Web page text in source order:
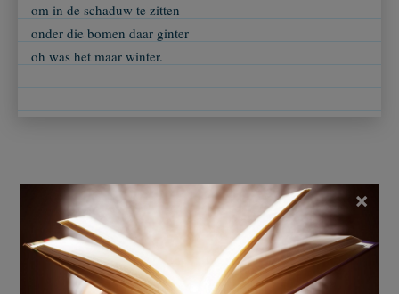
om in de schaduw te zitten
onder die bomen daar ginter
oh was het maar winter.
×